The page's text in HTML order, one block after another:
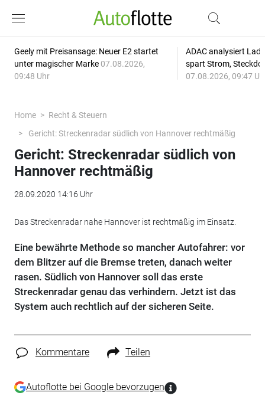
Geely mit Preisansage: Neuer E2 startet
unter magischer Marke 07.08.2026,
09:48 Uhr
ADAC analysiert
spart Strom,
07.08.2026, 09:47
Home
Recht & Steuern
Gericht: Streckenradar südlich von Hannover rechtmäßig
Gericht: Streckenradar südlich von
Hannover rechtmäßig
28.09.2020 14:16 Uhr
Das Streckenradar nahe Hannover ist rechtmäßig im Einsatz.
Eine bewährte Methode so mancher Autofahrer: vor
dem Blitzer auf die Bremse treten, danach weiter
rasen. Südlich von Hannover soll das erste
Streckenradar genau das verhindern. Jetzt ist das
System auch rechtlich auf der sicheren Seite.
Kommentare Teilen
Autoflotte bei Google bevorzugen